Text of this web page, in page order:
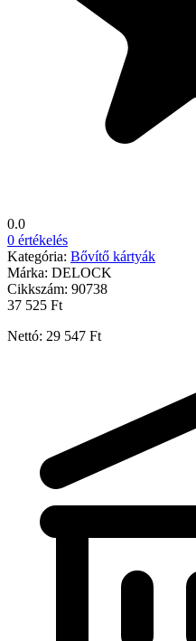
0.0
0 értékelés
Kategória: Bővítő kártyák
Márka: DELOCK
Cikkszám: 90738
37 525 Ft
Nettó: 29 547 Ft